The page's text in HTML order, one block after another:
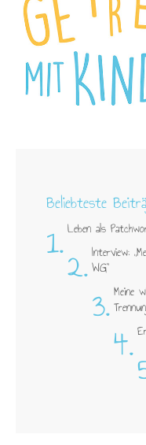
Beliebteste
1. Leben als
2. Interview:
WG"
3. Meine
4.